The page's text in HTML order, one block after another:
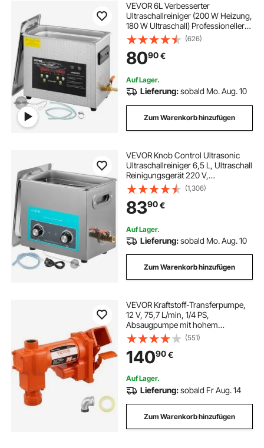
VEVOR 6L Verbesserter
Ultraschallreiniger (200 W Heizung,
180 W Ultraschall) Professioneller
digitaler Labor-Ultraschall-
Teilereiniger mit Heizungstimer für
die Reinigung von Schmuck, Brillen
(626)
8090€
Auf Lager.
Lieferung:sobald Mo. Aug. 10
Zum Warenkorb hinzufügen
VEVOR Knob Control Ultrasonic
Ultraschallreiniger 6,5 L, Ultraschall
Reinigungsgerät 220 V,
Ultraschallreiniger mit Heizung,
Schmuckreiniger Ultraschall 40
kHz, Digitaler Ultraschallreiniger
300 W
(1,306)
8390€
Auf Lager.
Lieferung:sobald Mo. Aug. 10
Zum Warenkorb hinzufügen
VEVOR Kraftstoff-Transferpumpe,
12 V, 75,7 L/min, 1/4 PS,
Absaugpumpe mit hohem
Durchfluss & Kraftstoff-
Sammelkasten-Design für Benzin,
Diesel, Kerosin, Biodiesel, Ethanol-
& Methanolmischungen
(551)
14090€
Auf Lager.
Lieferung:sobald Fr Aug. 14
Zum Warenkorb hinzufügen